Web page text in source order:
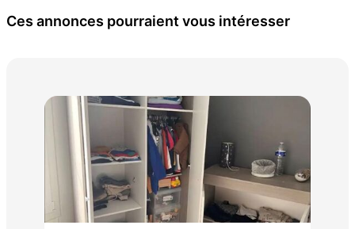
Ces annonces pourraient vous intéresser